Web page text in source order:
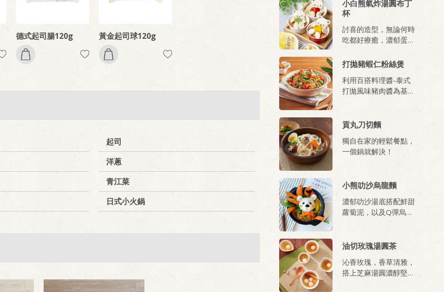
德式起司腸120g 黃金起司球120g
起司
洋蔥
青江菜
日式小火鍋
小白熊氣炸湯圓布丁
杯
討喜的造型，無論何時
吃都好療癒，濃郁蛋香
芝麻香氣，最佳下午茶
當之無塊，大人小孩一
吃都愛上。
打拋豬蝦仁粉絲煲
利用百搭料理醬-泰式
打拋風味豬肉醬為基
Q彈的蝦仁，爽脆又鮮
式風味料理也能在家輕
鬆上桌
貢丸刀切麵
獨自在家的輕鬆餐點，
一個鍋就解決！
小熊叻沙烏龍麵
濃郁叻沙湯底搭配鮮甜
蘿蔔泥，以及Q彈烏龍
油切玫瑰湯圓茶
沁香玫瑰，香草清雅，
搭上芝麻湯圓濃醇堅果